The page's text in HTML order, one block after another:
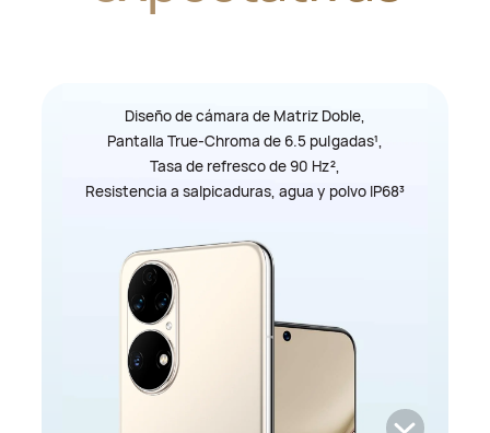
Diseño de cámara de Matriz Doble,
Pantalla True-Chroma de 6.5 pulgadas1,
Tasa de refresco de 90 Hz2,
Resistencia a salpicaduras, agua y polvo IP683